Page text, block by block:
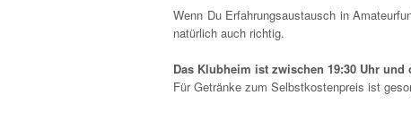
Wenn Du Erfahrungsaustausch in
natürlich auch richtig.
Das Klubheim ist zwischen 19:30 Uhr und
Für Getränke zum Selbstkostenpreis ist